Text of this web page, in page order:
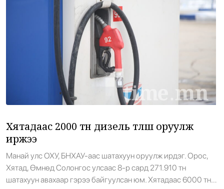
Хятадаас 2000 тн дизель түлш оруулж
иржээ
Манай улс ОХУ, БНХАУ-аас шатахуун оруулж ирдэг. Орос,
Хятад, Өмнөд Солонгос улсаас 8-р сард 271.910 тн
шатахуун авахаар гэрээ байгуулсан юм. Хятадаас 6000 тн